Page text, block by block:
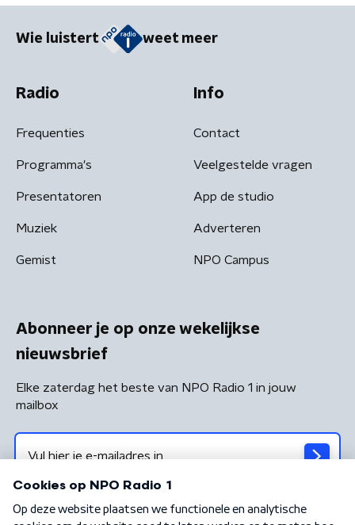
Wie luistert weet meer
Radio
Frequenties
Programma's
Presentatoren
Muziek
Gemist
Info
Contact
Veelgestelde vragen
App de studio
Adverteren
NPO Campus
Abonneer je op onze wekelijkse
nieuwsbrief
Elke zaterdag het beste van NPO Radio 1 in jouw
mailbox